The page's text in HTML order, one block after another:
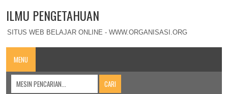
ILMU PENGETAHUAN
SITUS WEB BELAJAR ONLINE - WWW.ORGANISASI.ORG
MENU